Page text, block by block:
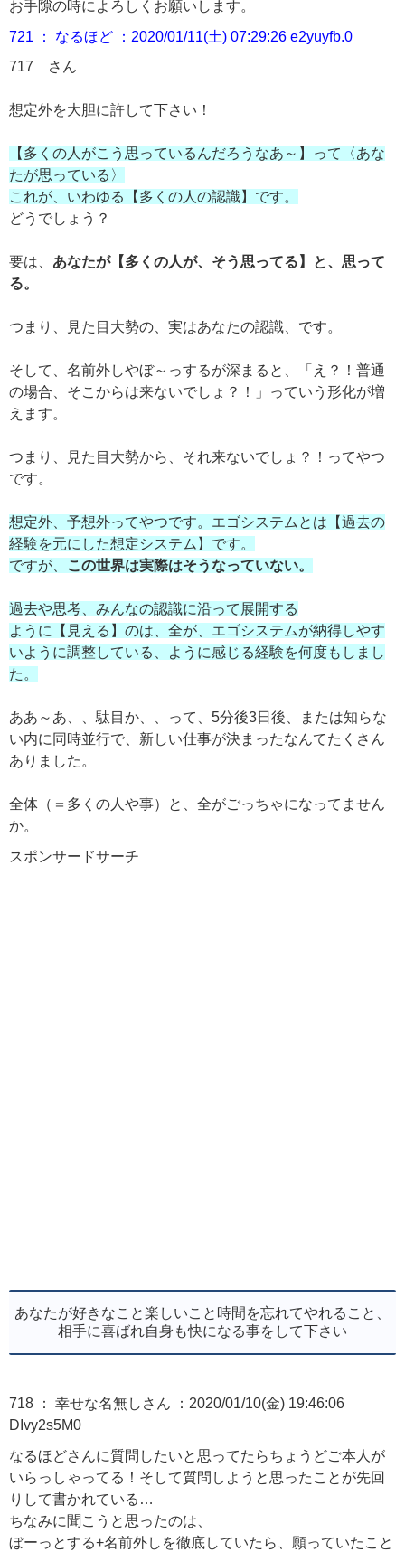
お手隙の時によろしくお願いします。
721 ： なるほど ：2020/01/11(土) 07:29:26 e2yuyfb.0
717 さん
想定外を大胆に許して下さい！
【多くの人がこう思っているんだろうなあ～】って〈あな
たが思っている〉
これが、いわゆる【多くの人の認識】です。
どうでしょう？
要は、 あなたが【多くの人が、そう思ってる】と、思って
る。
つまり、見た目大勢の、実はあなたの認識、です。
そして、名前外しやぼ～っするが深まると、「え？！普通
の場合、そこからは来ないでしょ？！」っていう形化が増
えます。
つまり、見た目大勢から、それ来ないでしょ？！ってやつ
です。
想定外、予想外ってやつです。エゴシステムとは【過去の
経験を元にした想定システム】です。
ですが、
この世界は実際はそうなっていない。
過去や思考、みんなの認識に沿って展開する
ように【見える】のは、全が、エゴシステムが納得しやす
いように調整している、ように感じる経験を何度もしまし
た。
ああ～あ、、駄目か、、って、5分後3日後、または知らな
い内に同時並行で、新しい仕事が決まったなんてたくさん
ありました。
全体（＝多くの人や事）と、全がごっちゃになってません
か。
スポンサードサーチ
あなたが好きなこと楽しいこと時間を忘れてやれること、
相手に喜ばれ自身も快になる事をして下さい
718 ： 幸せな名無しさん ：2020/01/10(金) 19:46:06
DIvy2s5M0
なるほどさんに質問したいと思ってたらちょうどご本人が
いらっしゃってる！そして質問しようと思ったことが先回
りして書かれている…
ちなみに聞こうと思ったのは、
ぼーっとする+名前外しを徹底していたら、願っていたこと